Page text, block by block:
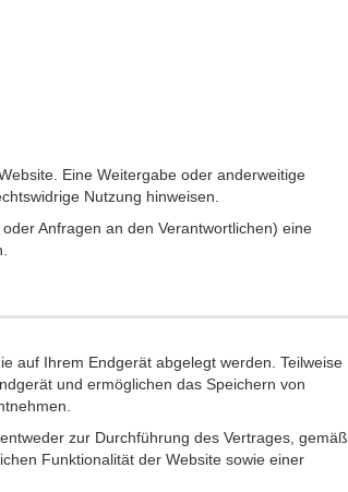
Eine Weitergabe oder anderweitige
Nutzung hinweisen.
Anfragen an den Verantwortlichen) eine
auf Ihrem Endgerät abgelegt werden. Teilweise
und ermöglichen das Speichern von
zur Durchführung des Vertrages, gemäß
Funktionalität der Website sowie einer